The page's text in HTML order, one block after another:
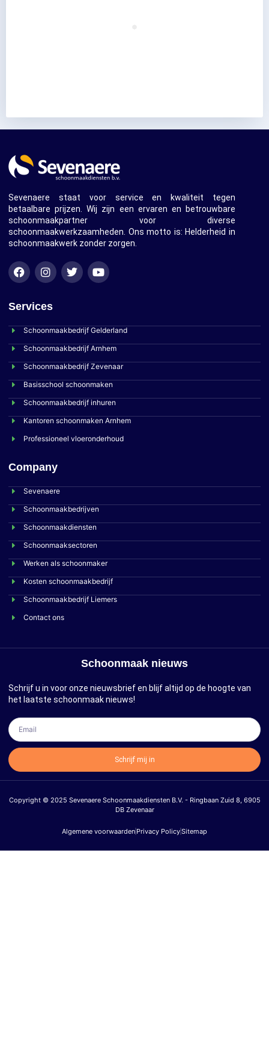
Sevenaere staat voor service en kwaliteit tegen
betaalbare prijzen. Wij zijn een ervaren en betrouwbare
schoonmaakpartner voor diverse
schoonmaakwerkzaamheden. Ons motto is: Helderheid in
schoonmaakwerk zonder zorgen.
Services
Schoonmaakbedrijf Gelderland
Schoonmaakbedrijf Arnhem
Schoonmaakbedrijf Zevenaar
Basisschool schoonmaken
Schoonmaakbedrijf inhuren
Kantoren schoonmaken Arnhem
Professioneel vloeronderhoud
Company
Sevenaere
Schoonmaakbedrijven
Schoonmaakdiensten
Schoonmaaksectoren
Werken als schoonmaker
Kosten schoonmaakbedrijf
Schoonmaakbedrijf Liemers
Contact ons
Schoonmaak nieuws
Schrijf u in voor onze nieuwsbrief en blijf altijd op de hoogte van
het laatste schoonmaak nieuws!
Schrijf mij in
Copyright © 2025 Sevenaere Schoonmaakdiensten B.V. - Ringbaan Zuid 8, 6905
DB Zevenaar
Algemene voorwaarden Privacy PolicySitemap